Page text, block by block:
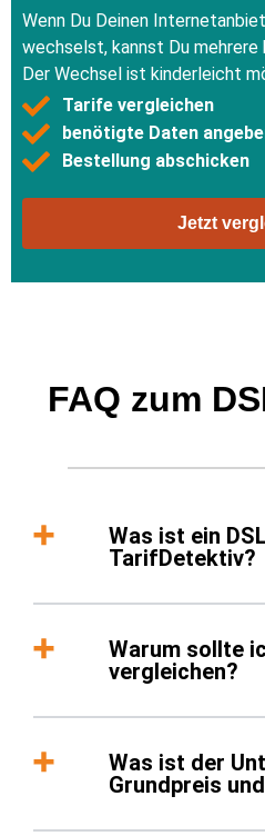
Wenn Du Deinen
wechselst, kannst Du mehrere
Der Wechsel ist kinderleicht
Tarife vergleichen
benötigte Daten
Bestellung abschicken
Jetzt
FAQ zum
Was ist ein
TarifDetektiv?
Warum sollte
vergleichen?
Was ist der
Grundpreis